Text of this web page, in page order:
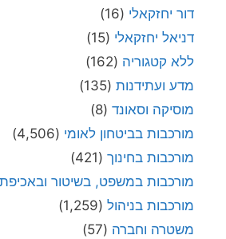
דור יחזקאלי (16)
דניאל יחזקאלי (15)
ללא קטגוריה (162)
מדע ועתידנות (135)
מוסיקה וסאונד (8)
מורכבות בביטחון לאומי (4,506)
מורכבות בחינוך (421)
מורכבות במשפט, בשיטור
מורכבות בניהול (1,259)
משטרה וחברה (57)